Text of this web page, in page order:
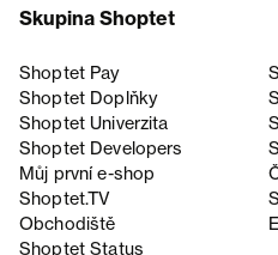
Skupina Shoptet
Shoptet Pay
Shoptet Doplňky
Shoptet Univerzita
Shoptet Developers
Můj první e-shop
Shoptet.TV
Obchodiště
Shoptet Status